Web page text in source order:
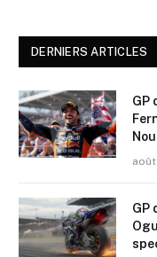
DERNIERS ARTICLES
GP
GP